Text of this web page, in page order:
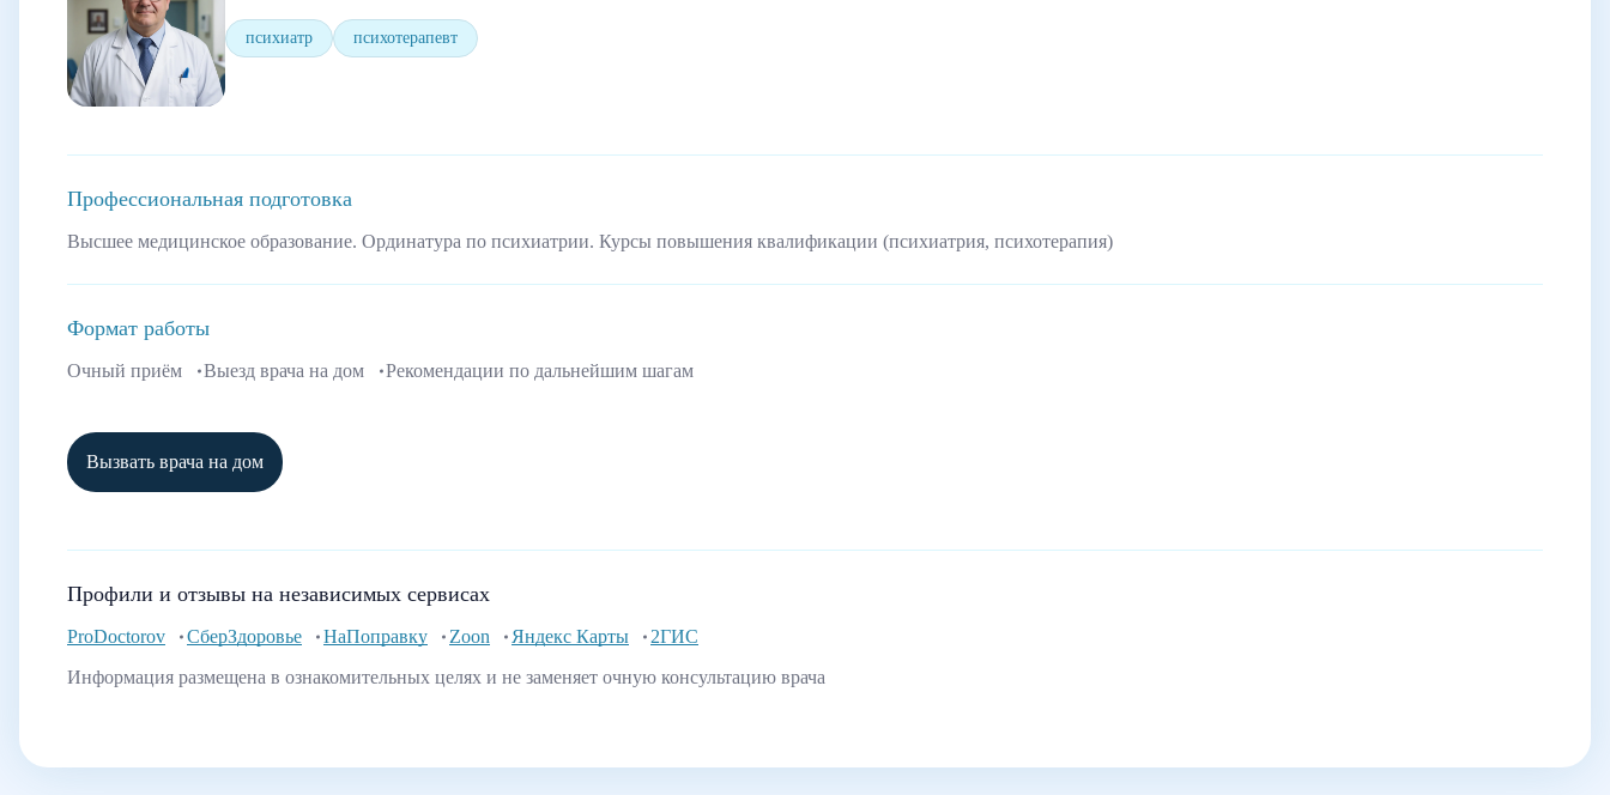
психиатр психотерапевт
Профессиональная подготовка
Высшее медицинское образование. Ординатура по психиатрии. Курсы повышения квалификации (психиатрия, психотерапия)
Формат работы
Очный приём Выезд врача на дом Рекомендации по дальнейшим шагам
Вызвать врача на дом
Профили и отзывы на независимых сервисах
ProDoctorov СберЗдоровье НаПоправку Zoon Яндекс Карты
2ГИС
Информация размещена в ознакомительных целях и не заменяет очную консультацию врача